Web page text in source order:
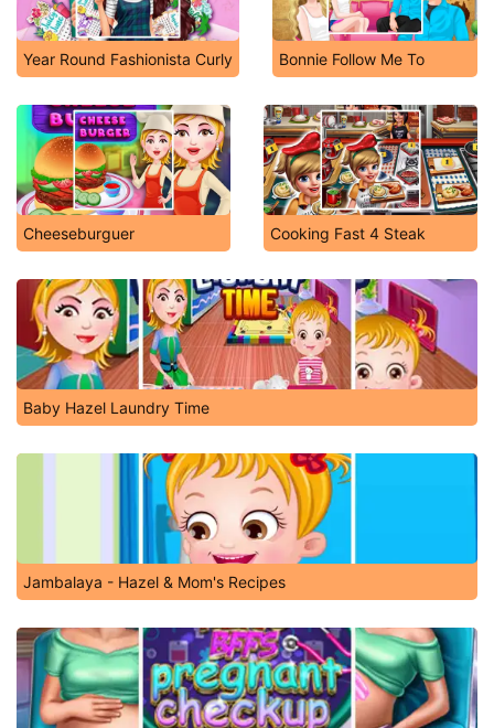
Year Round Fashionista Curly Bonnie Follow Me To
Cheeseburguer Cooking Fast 4 Steak
Baby Hazel Laundry Time
Jambalaya - Hazel & Mom's Recipes